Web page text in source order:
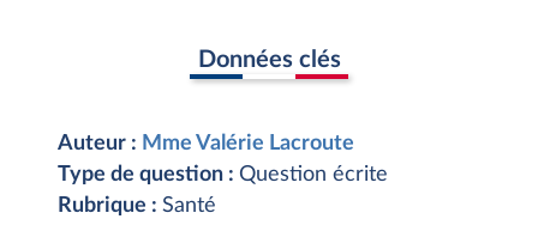
Données clés
Auteur : Mme Valérie Lacroute
Type de question : Question écrite
Rubrique : Santé